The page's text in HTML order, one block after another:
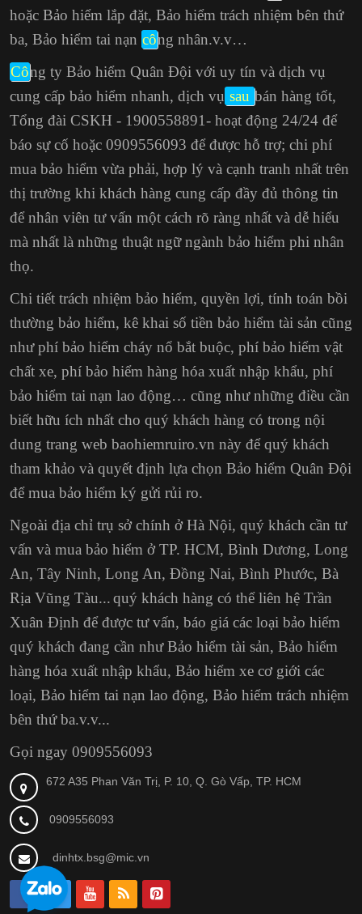
hoặc Bảo hiểm lắp đặt, Bảo hiểm trách nhiệm bên thứ
ba, Bảo hiểm tai nạn công nhân.v.v…
Công ty Bảo hiểm Quân Đội với uy tín và dịch vụ
cung cấp bảo hiểm nhanh, dịch vụ sau bán hàng tốt,
Tổng đài CSKH - 1900558891- hoạt động 24/24 để
báo sự cố hoặc 0909556093 để được hỗ trợ; chi phí
mua bảo hiểm vừa phải, hợp lý và cạnh tranh nhất trên
thị trường khi khách hàng cung cấp đầy đủ thông tin
để nhân viên tư vấn một cách rõ ràng nhất và dễ hiểu
mà nhất là những thuật ngữ ngành bảo hiểm phi nhân
thọ.
Chi tiết trách nhiệm bảo hiểm, quyền lợi, tính toán bồi
thường bảo hiểm, kê khai số tiền bảo hiểm tài sản cũng
như phí bảo hiểm cháy nổ bắt buộc, phí bảo hiểm vật
chất xe, phí bảo hiểm hàng hóa xuất nhập khẩu, phí
bảo hiểm tai nạn lao động… cũng như những điều cần
biết hữu ích nhất cho quý khách hàng có trong nội
dung trang web baohiemruiro.vn này để quý khách
tham khảo và quyết định lựa chọn Bảo hiểm Quân Đội
để mua bảo hiểm ký gửi rủi ro.
Ngoài địa chỉ trụ sở chính ở Hà Nội, quý khách cần tư
vấn và mua bảo hiểm ở TP. HCM, Bình Dương, Long
An, Tây Ninh, Long An, Đồng Nai, Bình Phước, Bà
Rịa Vũng Tàu...quý khách hàng có thể liên hệ Trần
Xuân Định để được tư vấn, báo giá các loại bảo hiểm
quý khách đang cần như Bảo hiểm tài sản, Bảo hiểm
hàng hóa xuất nhập khẩu, Bảo hiểm xe cơ giới các
loại, Bảo hiểm tai nạn lao động, Bảo hiểm trách nhiệm
bên thứ ba.v.v...
Gọi ngay 0909556093
672 A35 Phan Văn Trị, P. 10, Q. Gò Vấp, TP. HCM
0909556093
dinhtx.bsg@mic.vn